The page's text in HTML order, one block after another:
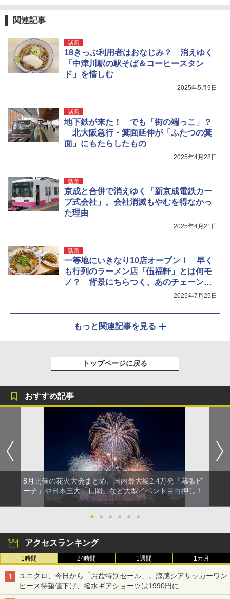
関連記事
話題
18きっぷ利用者はおなじみ？ 消えゆく
「中津川駅の駅そば＆コーヒースタン
ド」を惜しむ
2025年5月9日
話題
地下鉄が来た！ でも「街の端っこ」？
北大阪急行・箕面延伸が「ふたつの箕
面」にもたらしたもの
2025年4月28日
話題
京成と合併で消えゆく「新京成電鉄カー
ブ式会社」。会社消滅もやむを得なかっ
た理由
2025年4月21日
話題
一等地にいきなり10店オープン！ 早く
も行列のラーメン店「伍福軒」とは何モ
ノ？ 背景にちらつく、あのチェーン店
2025年7月25日
もっと関連記事を見る
トップページに戻る
おすすめ記事
8月開催の花火大会まとめ。国内最大級2.4万発「幕張ビ
ーチ」や日本三大「長岡」など大型イベント目白押し！
● ● ● ● ● ●
アクセスランキング
1時間 24時間 1週間 1カ月
ユニクロ、今日から「お盆特別セール」。涼感シアサッカーワン
ピース待望値下げ、撥水ギアショーツは1990円に